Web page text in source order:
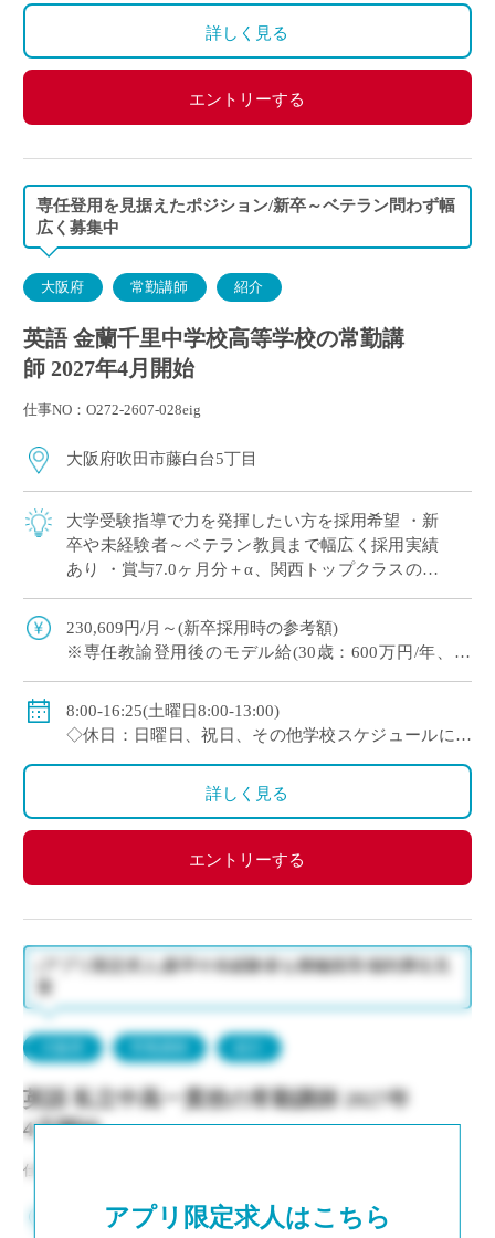
詳しく見る
エントリーする
専任登用を見据えたポジション/新卒～ベテラン問わず幅
広く募集中
大阪府 常勤講師 紹介
英語 金蘭千里中学校高等学校の常勤講
師 2027年4月開始
仕事NO：O272-2607-028eig
大阪府吹田市藤白台5丁目
大学受験指導で力を発揮したい方を採用希望 ・新
卒や未経験者～ベテラン教員まで幅広く採用実績
あり ・賞与7.0ヶ月分＋α、関西トップクラスの好
待遇 ・人物重視(面接と模擬授業で選考、筆記試
験なし) ・1クラス30名の少人数 […]
230,609円/月～(新卒採用時の参考額)
※専任教諭登用後のモデル給(30歳：600万円/年、35
歳：700万円/年)
◇賞与：有(7.0ヶ月分＋α ※過去実績)
◇手当：各種有
◇保険：私学共済、雇用保険、労災保険
8:00-16:25(土曜日8:00-13:00)
◇休日：日曜日、祝日、その他学校スケジュールによ
る
詳しく見る
エントリーする
アプリ限定求人はこちら
(アプリ限定求人)新卒や未経験者も積極採用/福利厚生充
英語 私立中高一貫校の常勤講師 2027年
4月開始
仕事NO：非公開
大阪府高石市